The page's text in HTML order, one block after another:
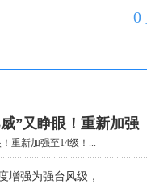
0
”又睁眼！重新加强
重新加强至14级！...
增强为强台风级，